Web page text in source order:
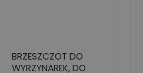
BRZESZCZOT DO
WYRZYNAREK, DO